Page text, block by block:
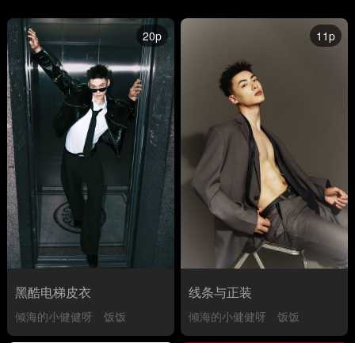
20p
黑酷电梯皮衣
倾海的小健健呀 饭饭
11p
线条与正装
倾海的小健健呀 饭饭